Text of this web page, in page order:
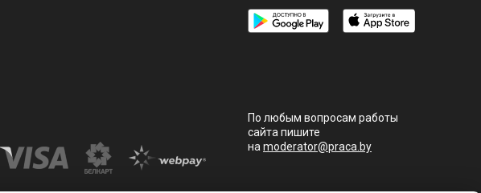
По любым вопросам работы
сайта пишите
на moderator@praca.by